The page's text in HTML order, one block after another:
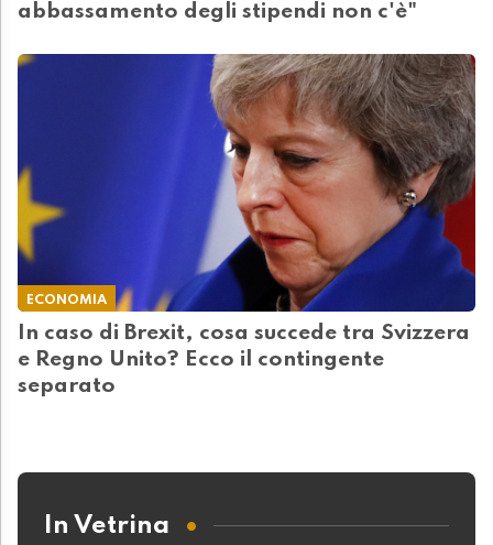
abbassamento degli stipendi non c'è"
ECONOMIA
In caso di Brexit, cosa succede tra Svizzera
e Regno Unito? Ecco il contingente
separato
In Vetrina